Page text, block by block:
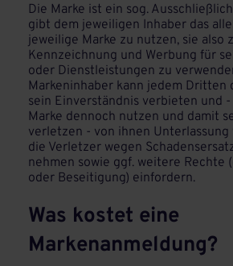
Die Marke ist ein sog.
gibt dem jeweiligen Inhaber das
jeweilige Marke zu nutzen, sie also
Kennzeichnung und Werbung für
oder Dienstleistungen zu
Markeninhaber kann jedem Dritten
sein Einverständnis verbieten und
Marke dennoch nutzen und damit
verletzen - von ihnen Unterlassung
die Verletzer wegen
nehmen sowie ggf. weitere Rechte
oder Beseitigung) einfordern.
Was kostet eine
Markenanmeldung?